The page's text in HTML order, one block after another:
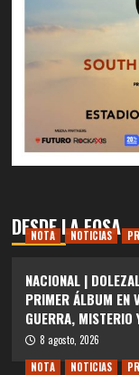
DESDE LA FOSA
NOTA NOTICIAS
NACIONAL |
PRIMER ÁLBUM EN
GUERRA, MISTERIO
8 agosto, 2026
NOTA
NOTICIAS